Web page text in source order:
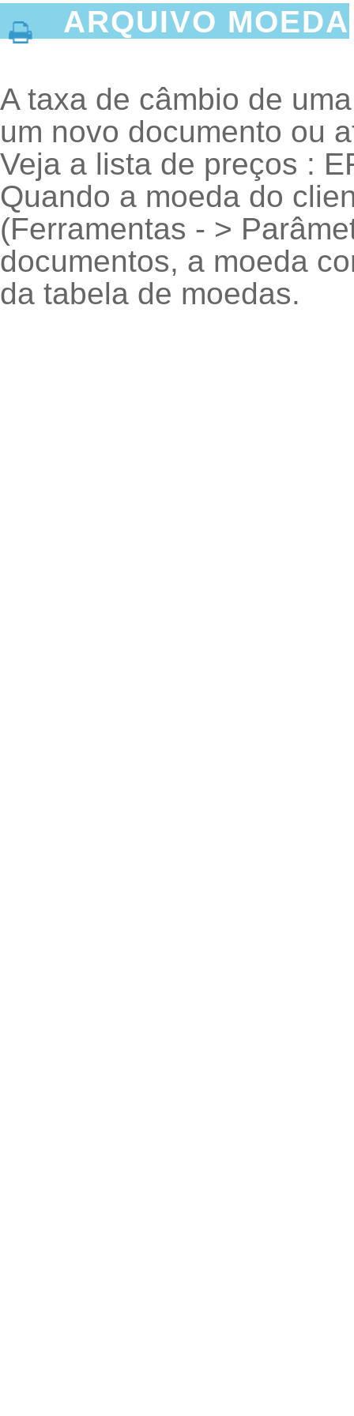
ARQUIVO MOEDA
A taxa de câmbio de
um novo documento ou
Veja a lista de preços :
Quando a moeda do
(Ferramentas - >
documentos, a moeda
da tabela de moedas.